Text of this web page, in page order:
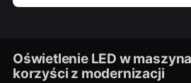
Oświetlenie LED w
korzyści z modernizacji